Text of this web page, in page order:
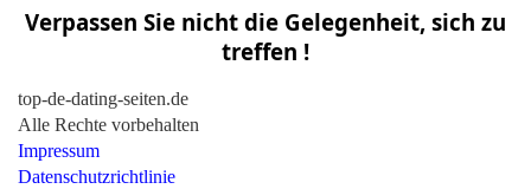
Verpassen Sie nicht die Gelegenheit, sich zu
treffen !
top-de-dating-seiten.de
Alle Rechte vorbehalten
Impressum
Datenschutzrichtlinie